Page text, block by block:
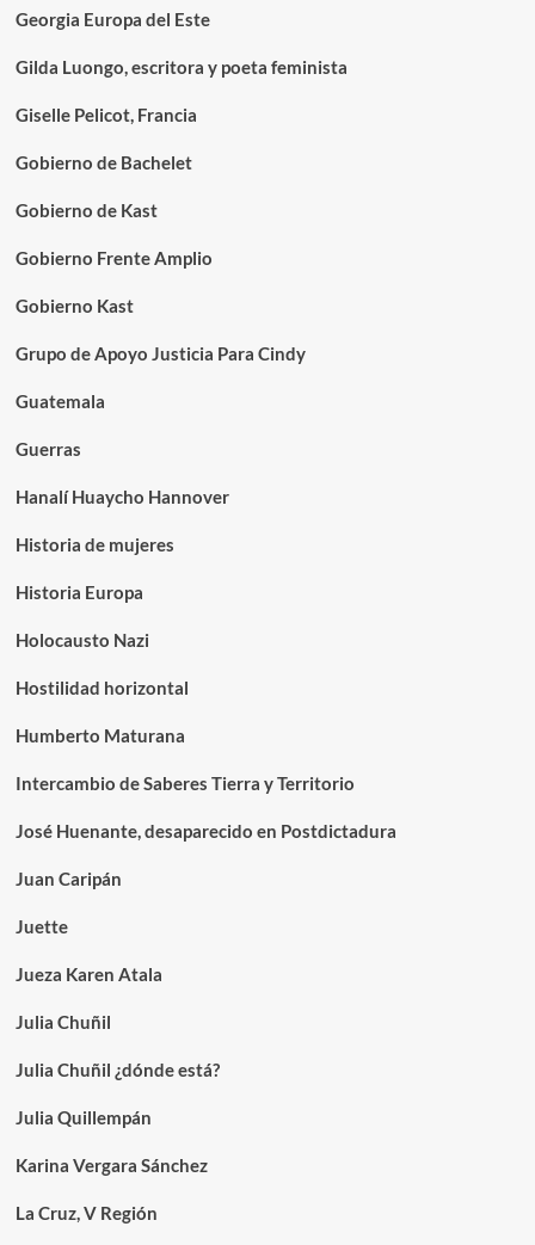
Georgia Europa del Este
Gilda Luongo, escritora y poeta feminista
Giselle Pelicot, Francia
Gobierno de Bachelet
Gobierno de Kast
Gobierno Frente Amplio
Gobierno Kast
Grupo de Apoyo Justicia Para Cindy
Guatemala
Guerras
Hanalí Huaycho Hannover
Historia de mujeres
Historia Europa
Holocausto Nazi
Hostilidad horizontal
Humberto Maturana
Intercambio de Saberes Tierra y Territorio
José Huenante, desaparecido en Postdictadura
Juan Caripán
Juette
Jueza Karen Atala
Julia Chuñil
Julia Chuñil ¿dónde está?
Julia Quillempán
Karina Vergara Sánchez
La Cruz, V Región